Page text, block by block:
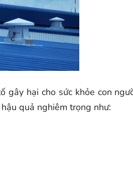
hại cho sức khỏe con
quả nghiêm trọng như: